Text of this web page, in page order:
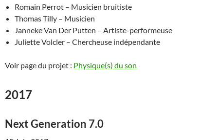
Romain Perrot – Musicien bruitiste
Thomas Tilly – Musicien
Janneke Van Der Putten – Artiste-performeuse
Juliette Volcler – Chercheuse indépendante
Voir page du projet : Physique(s) du son
2017
Next Generation 7.0